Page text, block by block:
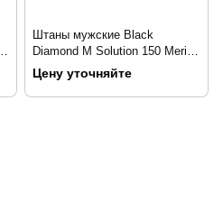
Штаны мужские Black
Diamond M Solution 150 Merino
Baselayer Bottoms, Black, р.L
(BD 760000.0002-L)
Цену уточняйте